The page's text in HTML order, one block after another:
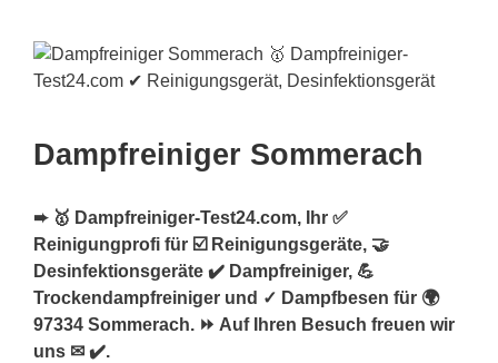
Dampfreiniger Sommerach
➨ 🥇 Dampfreiniger-Test24.com, Ihr ✅
Reinigungprofi für ☑️ Reinigungsgeräte, 🤝
Desinfektionsgeräte ✔️ Dampfreiniger, 💪
Trockendampfreiniger und ✓ Dampfbesen für 🌍
97334 Sommerach. ⏩ Auf Ihren Besuch freuen wir
uns ✉ ✔️.